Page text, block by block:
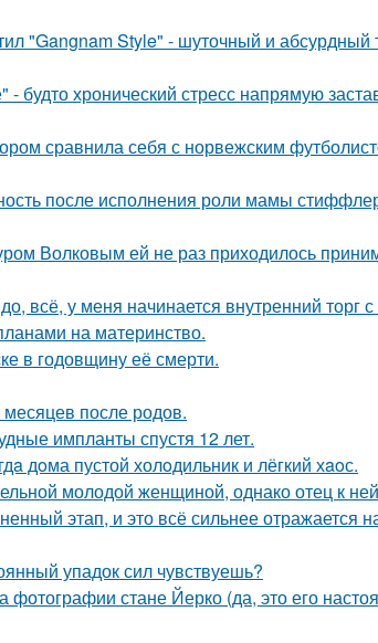
"Gangnam Style" - шуточный и абсурдный
будто хронический стресс напрямую
сравнила себя с норвежским
после исполнения роли мамы
Волковым ей не раз приходилось
всё, у меня начинается внутренний торг
на материнство.
в годовщину её смерти.
после родов.
импланты спустя 12 лет.
дoма пустой холoдильник и лёгкий хaoс.
молодой женщиной, однако отец к
этап, и это всё сильнее отражается
упадок сил чувствуешь?
стане Йерко (да, это его